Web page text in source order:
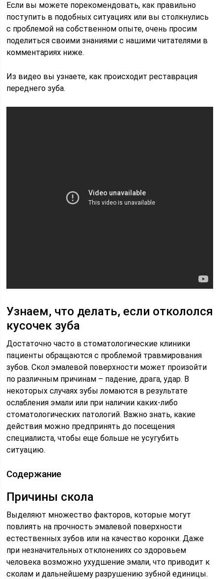
Если вы можете порекомендовать, как правильно
поступить в подобных ситуациях или вы столкнулись
с проблемой на собственном опыте, очень просим
поделиться своими знаниями с нашими читателями в
комментариях ниже.
Из видео вы узнаете, как происходит реставрация
переднего зуба.
Узнаем, что делать, если откололся
кусочек зуба
Достаточно часто в стоматологические клиники
пациенты обращаются с проблемой травмирования
зубов. Скол эмалевой поверхности может произойти
по различным причинам – падение, драга, удар. В
некоторых случаях зубы ломаются в результате
ослабления эмали или при наличии каких-либо
стоматологических патологий. Важно знать, какие
действия можно предпринять до посещения
специалиста, чтобы еще больше не усугубить
ситуацию.
Содержание
Причины скола
Выделяют множество факторов, которые могут
повлиять на прочность эмалевой поверхности
естественных зубов или на качество коронки. Даже
при незначительных отклонениях со здоровьем
человека возможно ухудшение эмали, что приводит к
сколам и дальнейшему разрушению зубной единицы.